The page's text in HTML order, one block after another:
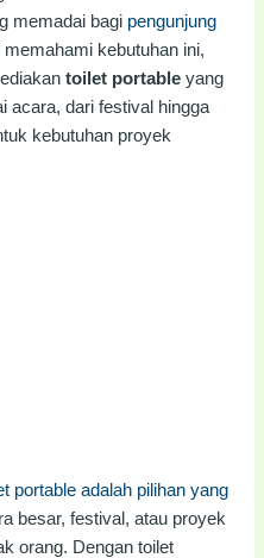
memadai bagi pengunjung
memahami kebutuhan ini,
toilet portable yang
acara, dari festival hingga
kebutuhan proyek
portable adalah pilihan yang
besar, festival, atau proyek
orang. Dengan toilet